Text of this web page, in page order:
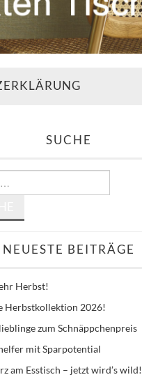
SUCHE
NEUESTE BEITRÄGE
Herbst!
Herbstkollektion 2026!
zum Schnäppchenpreis
mit Sparpotential
am Esstisch – jetzt wird’s wild!